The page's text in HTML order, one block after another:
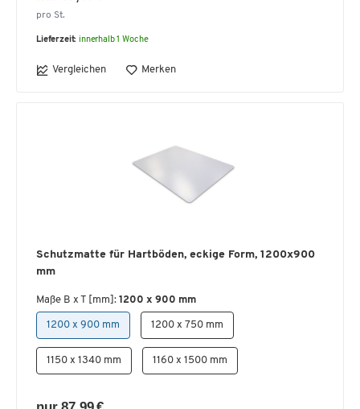
pro St.
Lieferzeit: innerhalb 1 Woche
Vergleichen Merken
Schutzmatte für Hartböden, eckige Form, 1200x900
mm
Maße B x T [mm]: 1200 x 900 mm
1200 x 900 mm 1200 x 750 mm
1150 x 1340 mm 1160 x 1500 mm